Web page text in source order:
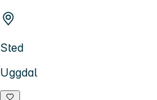
Sted
Uggdal